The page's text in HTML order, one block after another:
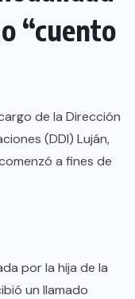
“cuento
de la Dirección
(DDI) Luján,
a fines de
por la hija de la
un llamado